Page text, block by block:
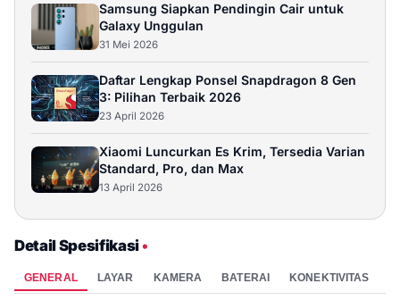
Samsung Siapkan Pendingin Cair untuk
Galaxy Unggulan
31 Mei 2026
Daftar Lengkap Ponsel Snapdragon 8 Gen
3: Pilihan Terbaik 2026
23 April 2026
Xiaomi Luncurkan Es Krim, Tersedia Varian
Standard, Pro, dan Max
13 April 2026
Detail Spesifikasi•
GENERAL LAYAR KAMERA BATERAI KONEKTIVITAS